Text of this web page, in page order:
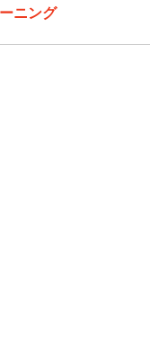
ニング